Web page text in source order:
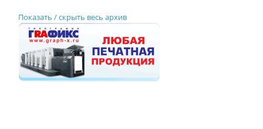
Показать / скрыть весь архив